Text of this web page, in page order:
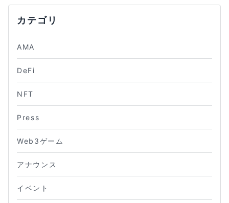
カテゴリ
AMA
DeFi
NFT
Press
Web3ゲーム
アナウンス
イベント